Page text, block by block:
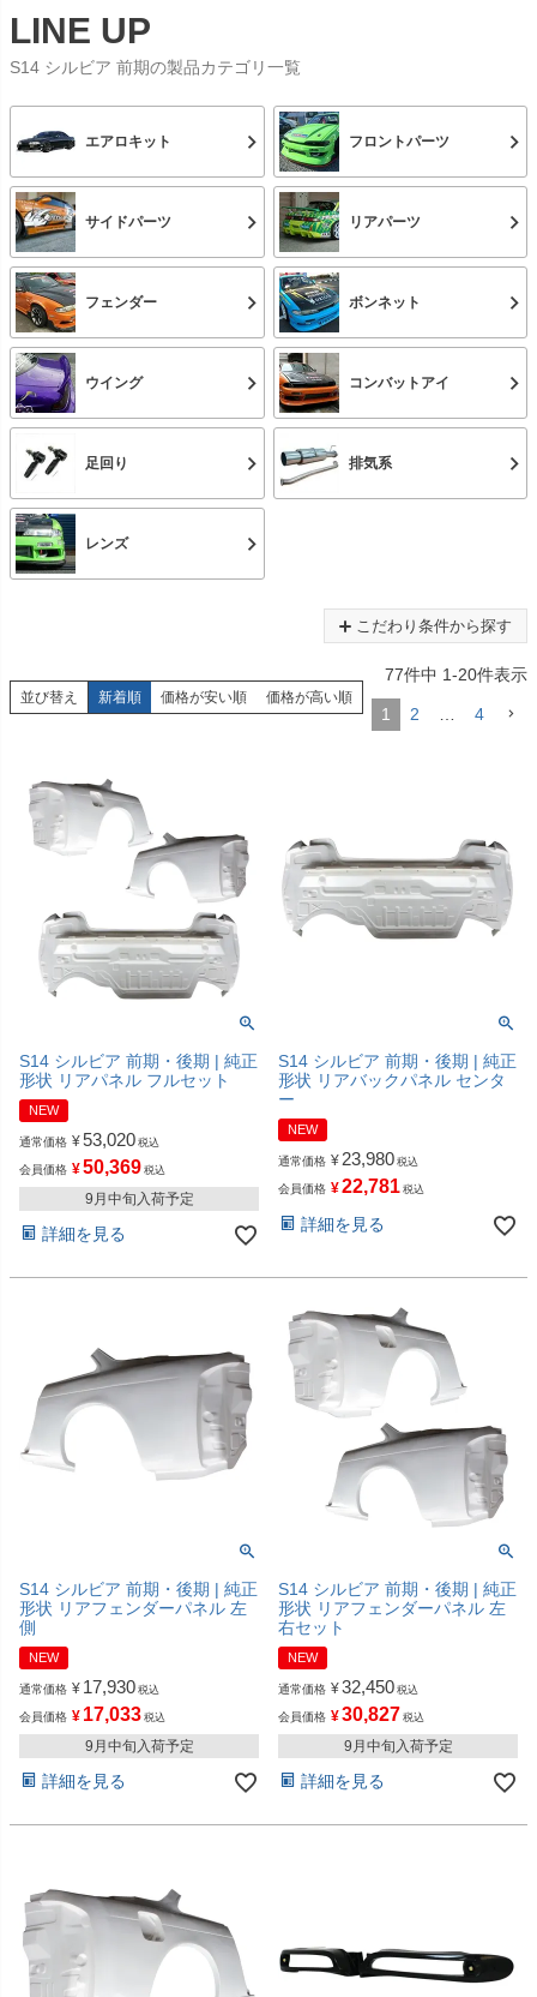
LINE UP
S14 シルビア 前期の製品カテゴリ一覧
エアロキット フロントパーツ
サイドパーツ リアパーツ
フェンダー ボンネット
ウイング コンバットアイ
足回り 排気系
レンズ
こだわり条件から探す
並び替え 新着順 価格が安い順 価格が高い順
77件中 1-20件表示
1 2 4
S14 シルビア 前期・後期 | 純正
形状 リアパネル フルセット
NEW
通常価格 ¥53,020 税込
会員価格 ¥50,369 税込
9月中旬入荷予定
詳細を見る
S14 シルビア 前期・後期 | 純正
形状 リアバックパネル センタ
ー
NEW
通常価格 ¥ 23,980 税込
会員価格 ¥22,781 税込
詳細を見る
S14 シルビア 前期・後期 | 純正
形状 リアフェンダーパネル 左
側
NEW
通常価格 ¥ 17,930 税込
会員価格 ¥ 17,033 税込
9月中旬入荷予定
詳細を見る
S14 シルビア 前期・後期 | 純正
形状 リアフェンダーパネル 左
右セット
NEW
通常価格 ¥32,450 税込
会員価格 ¥30,827 税込
9月中旬入荷予定
詳細を見る